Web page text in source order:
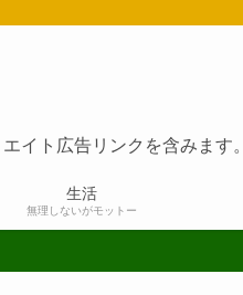
生活
無理しないがモットー
イト広告リンクを含みます。